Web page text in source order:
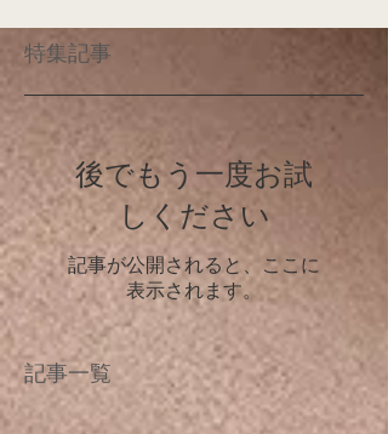
特集記事
後でもう一度お試
しください
記事が公開されると、ここに
表示されます。
記事一覧